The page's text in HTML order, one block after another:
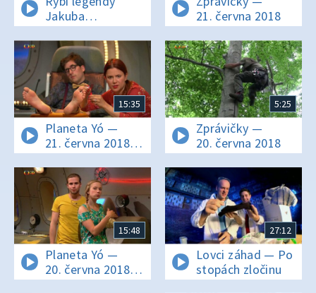
Jakuba
Vágnera —
Francie II.
21. června 2018
15:35
Planeta Yó —
21. června 2018
16:25
5:25
Zprávičky —
20. června 2018
15:48
Planeta Yó —
20. června 2018
16:25
27:12
Lovci záhad — Po
stopách zločinu